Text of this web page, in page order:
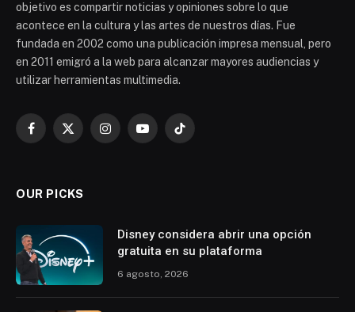
objetivo es compartir noticias y opiniones sobre lo que
acontece en la cultura y las artes de nuestros días. Fue
fundada en 2002 como una publicación impresa mensual, pero
en 2011 emigró a la web para alcanzar mayores audiencias y
utilizar herramientas multimedia.
Facebook
X
InstagramYouTubeTikTok
OUR PICKS
Disney considera abrir una opción
gratuita en su plataforma
6 agosto, 2026